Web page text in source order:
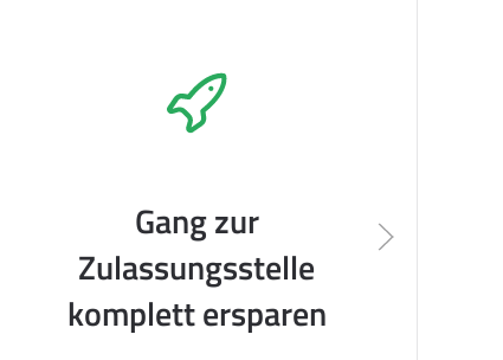
Gang zur
Zulassungsstelle
komplett ersparen